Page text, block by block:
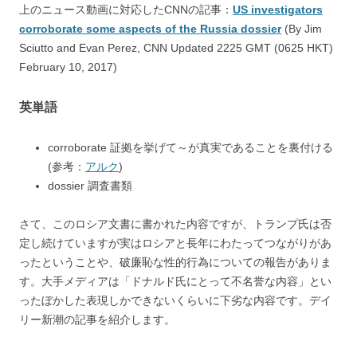
上のニュース動画に対応したCNNの記事： US investigators
corroborate some aspects of the Russia dossier(By Jim
Sciutto and Evan Perez, CNN Updated 2225 GMT (0625 HKT)
February 10, 2017)
英単語
corroborate 証拠を挙げて～が真実であることを裏付ける
(参考： アルク)
dossier 調査書類
さて、このロシア文書に書かれた内容ですが、トランプ氏は否
定し続けていますが実はロシアと長年にわたってつながりがあ
ったということや、破廉恥な性的行為についての報告がありま
す。大手メディアは「ドナルド氏にとって不名誉な内容」とい
ったぼかした表現しかできないくらいに下劣な内容です。デイ
リー新潮の記事を紹介します。